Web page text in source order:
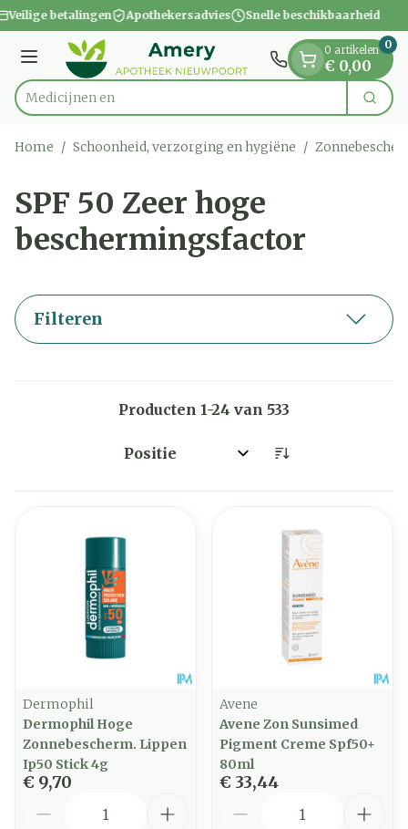
Ga naar de inhoud
1 van 1
Veilige betalingen Apothekersadvies Snelle beschikbaarheid
Menu
Product, merk, categorie... Zoek
0 artikelen
€ 0,00
0
Home / Schoonheid, verzorging en hygiëne /
SPF 50 Zeer hoge
beschermingsfactor
Filteren
Producten 1-24 van 533
Sorteer op:
Dermophil
Dermophil Hoge
Zonnebescherm. Lippen
Ip50 Stick 4g
€ 9,70
Avene
Avene Zon Sunsimed
Pigment Creme Spf50+
80ml
€ 33,44